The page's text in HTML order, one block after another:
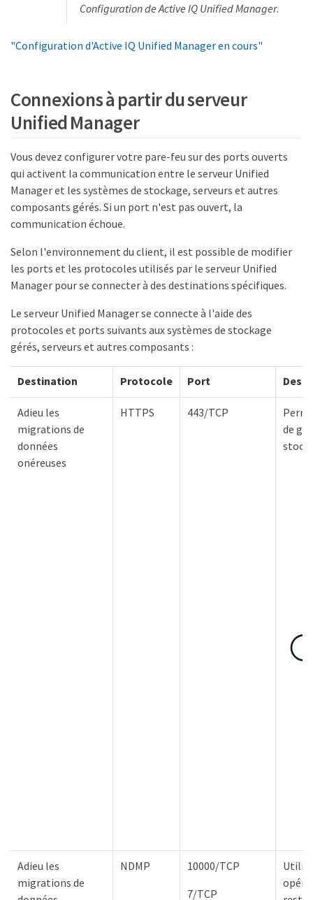
Configuration de Active IQ Unified Manager.
"Configuration d'Active IQ Unified Manager en cours"
Connexions à partir du serveur
Unified Manager
Vous devez configurer votre pare-feu sur des ports ouverts
qui activent la communication entre le serveur Unified
Manager et les systèmes de stockage, serveurs et autres
composants gérés. Si un port n'est pas ouvert, la
communication échoue.
Selon l'environnement du client, il est possible de modifier
les ports et les protocoles utilisés par le serveur Unified
Manager pour se connecter à des destinations spécifiques.
Le serveur Unified Manager se connecte à l'aide des
protocoles et ports suivants aux systèmes de stockage
gérés, serveurs et autres composants :
Destination Protocole Port
Adieu les
migrations de
données
onéreuses
HTTPS 443/TCP
de
Adieu les
migrations de
NDMP
10000/TCP
7/TCP